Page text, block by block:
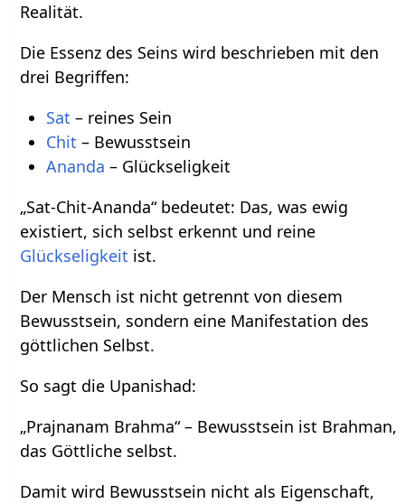
Realität.
Die Essenz des Seins wird beschrieben mit den
drei Begriffen:
Sat – reines Sein
Chit – Bewusstsein
Ananda – Glückseligkeit
„Sat-Chit-Ananda“ bedeutet: Das, was ewig
existiert, sich selbst erkennt und reine
Glückseligkeit ist.
Der Mensch ist nicht getrennt von diesem
Bewusstsein, sondern eine Manifestation des
göttlichen Selbst.
So sagt die Upanishad:
„Prajnanam Brahma“ – Bewusstsein ist Brahman,
das Göttliche selbst.
Damit wird Bewusstsein nicht als Eigenschaft,